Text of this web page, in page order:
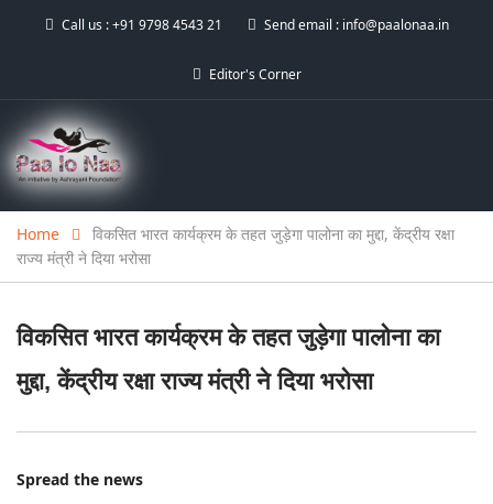
Call us :+91 9798 4543 21 Send email : info@paalonaa.in
Editor's Corner
Home
विकसित भारत कार्यक्रम के तहत जुड़ेगा पालोना का मुद्दा, केंद्रीय रक्षा
राज्य मंत्री ने दिया भरोसा
विकसित भारत कार्यक्रम के तहत जुड़ेगा पालोना का
मुद्दा, केंद्रीय रक्षा राज्य मंत्री ने दिया भरोसा
Spread the news